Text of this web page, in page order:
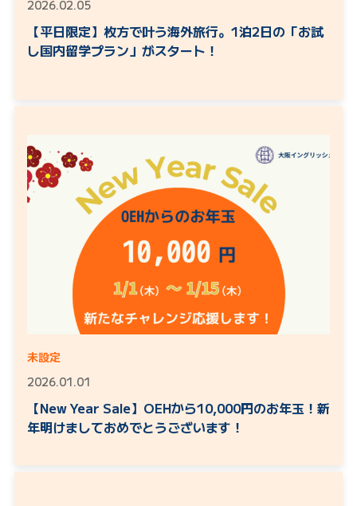
2026.02.05
【平日限定】枚方で叶う海外旅行。1泊2日の「お試
し国内留学プラン」がスタート！
未設定
2026.01.01
【New Year Sale】OEHから10,000円のお年玉！新
年明けましておめでとうございます！